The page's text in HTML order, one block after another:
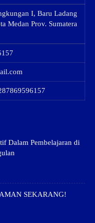
I, Baru Ladang
Medan Prov. Sumatera
Dalam Pembelajaran di
SEKARANG!